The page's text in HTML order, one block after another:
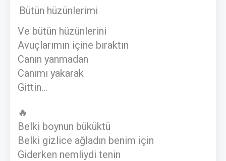
Bütün hüzünlerimi
Ve bütün hüzünlerini
Avuçlarımın içine bıraktın
Canın yanmadan
Canımı yakarak
Gittin...
🔥
Belki boynun büküktü
Belki gizlice ağladın benim için
Giderken nemliydi tenin